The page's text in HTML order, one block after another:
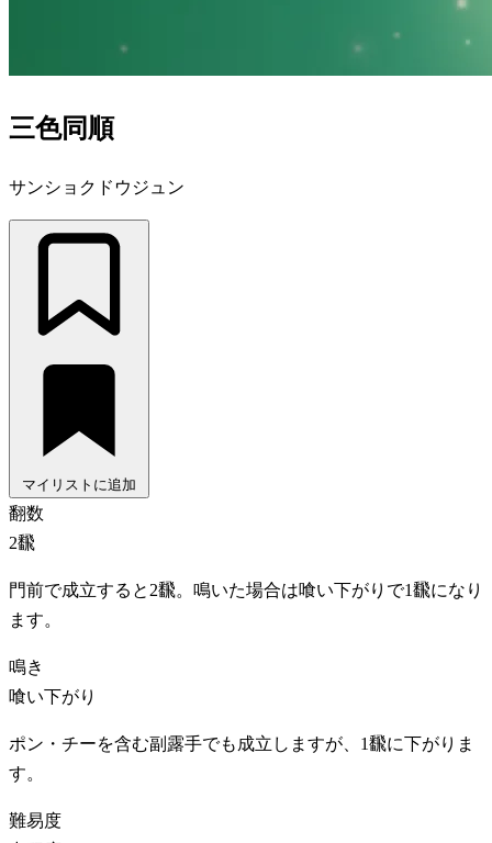
三色同順
サンショクドウジュン
マイリストに追加
翻数
2飜
門前で成立すると2飜。鳴いた場合は喰い下がりで1飜になり
ます。
鳴き
喰い下がり
ポン・チーを含む副露手でも成立しますが、1飜に下がりま
す。
難易度